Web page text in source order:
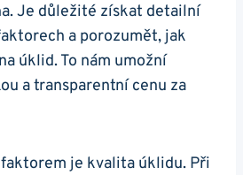
Je důležité získat detailní
a porozumět, jak
úklid. To nám umožní
a transparentní cenu za
je kvalita úklidu. Při